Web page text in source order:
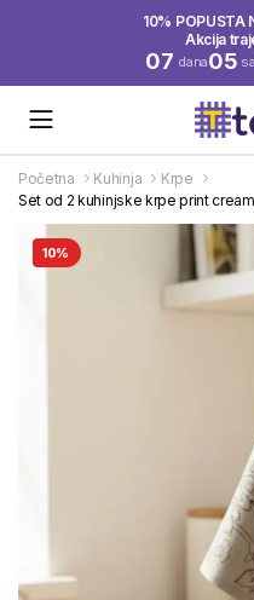
10% POPUSTA
Akcija
07 dana05
Početna Kuhinja
Krpe
Set od 2 kuhinjske krpe print
10%